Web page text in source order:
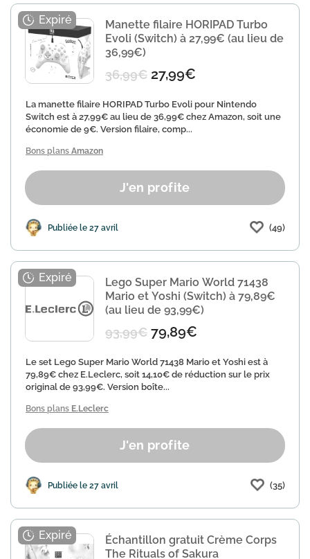
Manette filaire HORIPAD Turbo
Evoli (Switch) à 27,99€ (au lieu de
36,99€)
36,99€ 27,99€
La manette filaire HORIPAD Turbo Evoli pour Nintendo
Switch est à 27,99€ au lieu de 36,99€ chez Amazon, soit une
économie de 9€. Version filaire, comp...
Bons plans Amazon
J'en profite
Publiée le 27 avril (49)
Lego Super Mario World 71438
Mario et Yoshi (Switch) à 79,89€
(au lieu de 93,99€)
93,99€ 79,89€
Le set Lego Super Mario World 71438 Mario et Yoshi est à
79,89€ chez E.Leclerc, soit 14,10€ de réduction sur le prix
original de 93,99€. Version boîte...
Bons plans E.Leclerc
J'en profite
Publiée le 27 avril (35)
Échantillon gratuit Crème Corps
The Rituals of Sakura